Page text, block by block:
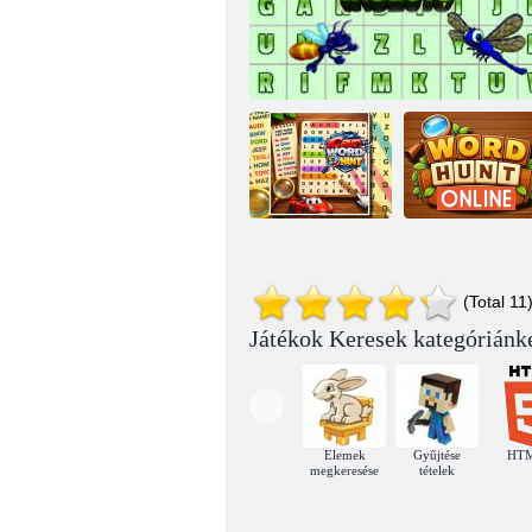
Szókereső rovarok
Autós
szóvadászat
Szó: Online
vadászat
(Total 11)
Játékok Keresek
Elemek
megkeresése
Gyűjtése
tételek